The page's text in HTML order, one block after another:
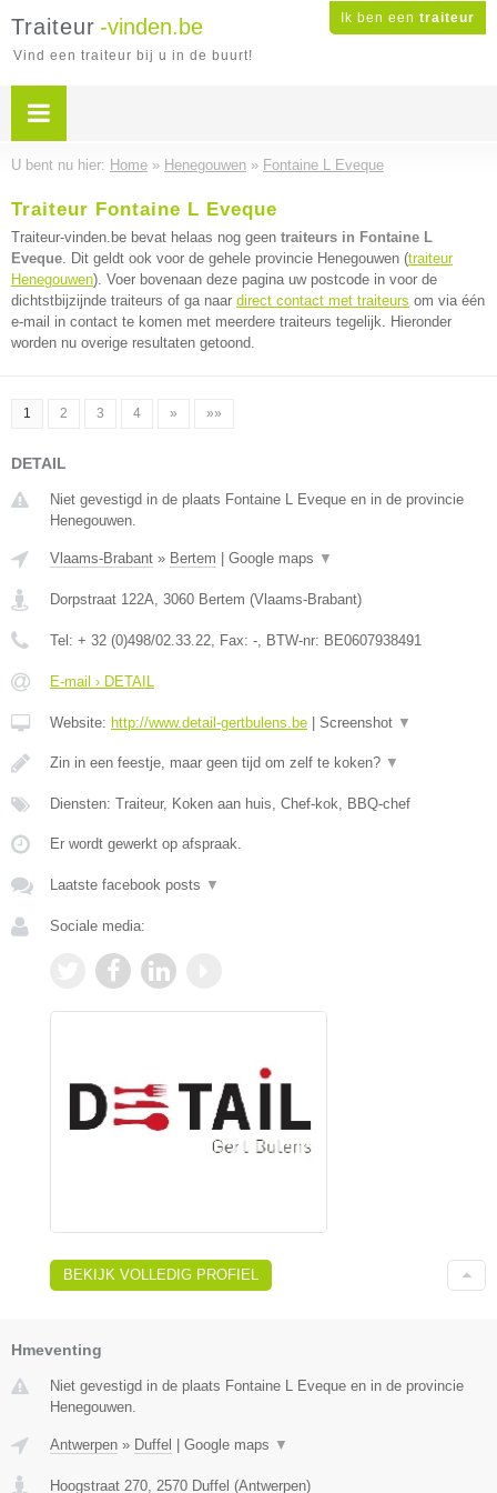
Ik ben een traiteur
Traiteur -vinden.be
Vind een traiteur bij u in de buurt!
U bent nu hier: Home » Henegouwen » Fontaine L Eveque
Traiteur Fontaine L Eveque
Traiteur-vinden.be bevat helaas nog geen traiteurs in Fontaine L
Eveque. Dit geldt ook voor de gehele provincie Henegouwen (traiteur
Henegouwen). Voer bovenaan deze pagina uw postcode in voor de
dichtstbijzijnde traiteurs of ga naar direct contact met traiteurs om via één
e-mail in contact te komen met meerdere traiteurs tegelijk. Hieronder
worden nu overige resultaten getoond.
1 2 3 4 » »»
DETAIL
Niet gevestigd in de plaats Fontaine L Eveque en in de provincie
Henegouwen.
Vlaams-Brabant » Bertem Google maps ▼
Dorpstraat 122A, 3060 Bertem (Vlaams-Brabant)
Tel: + 32 (0)498/02.33.22, Fax: -, BTW-nr: BE0607938491
E-mail › DETAIL
Website: http://www.detail-gertbulens.be Screenshot ▼
Zin in een feestje, maar geen tijd om zelf te koken? ▼
Diensten: Traiteur, Koken aan huis, Chef-kok, BBQ-chef
Er wordt gewerkt op afspraak.
Laatste facebook posts ▼
Sociale media:
BEKIJK VOLLEDIG PROFIEL
Hmeventing
Niet gevestigd in de plaats Fontaine L Eveque en in de provincie
Henegouwen.
Antwerpen » Duffel Google maps ▼
Hoogstraat 270, 2570 Duffel (Antwerpen)